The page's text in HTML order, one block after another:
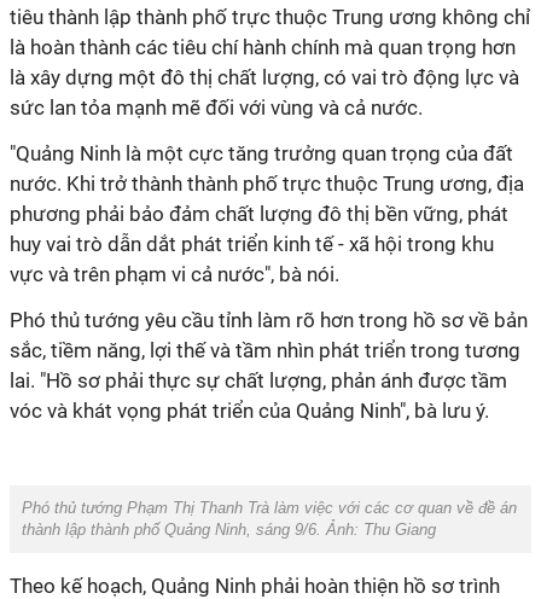
tiêu thành lập thành phố trực thuộc Trung ương không chỉ
là hoàn thành các tiêu chí hành chính mà quan trọng hơn
là xây dựng một đô thị chất lượng, có vai trò động lực và
sức lan tỏa mạnh mẽ đối với vùng và cả nước.
"Quảng Ninh là một cực tăng trưởng quan trọng của đất
nước. Khi trở thành thành phố trực thuộc Trung ương, địa
phương phải bảo đảm chất lượng đô thị bền vững, phát
huy vai trò dẫn dắt phát triển kinh tế - xã hội trong khu
vực và trên phạm vi cả nước", bà nói.
Phó thủ tướng yêu cầu tỉnh làm rõ hơn trong hồ sơ về bản
sắc, tiềm năng, lợi thế và tầm nhìn phát triển trong tương
lai. "Hồ sơ phải thực sự chất lượng, phản ánh được tầm
vóc và khát vọng phát triển của Quảng Ninh", bà lưu ý.
Phó thủ tướng Phạm Thị Thanh Trà làm việc với các cơ quan về đề án
thành lập thành phố Quảng Ninh, sáng 9/6. Ảnh: Thu Giang
Theo kế hoạch, Quảng Ninh phải hoàn thiện hồ sơ trình